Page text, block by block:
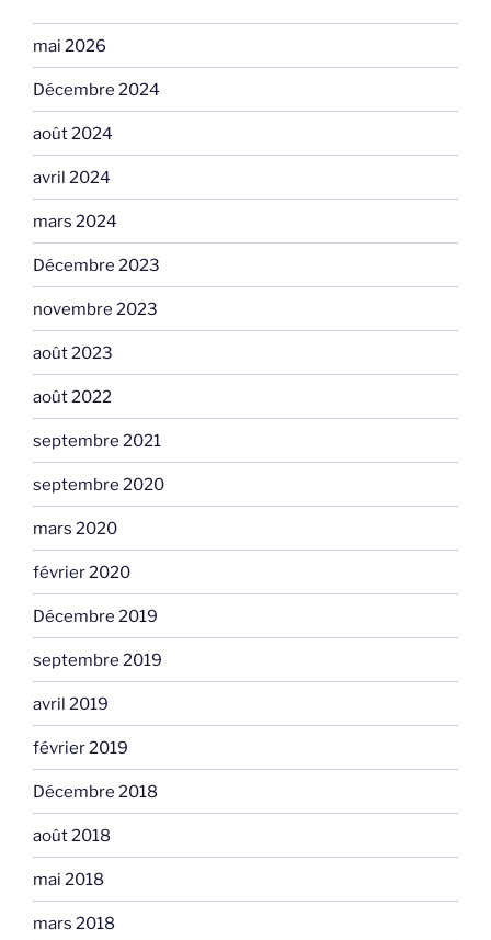
mai 2026
Décembre 2024
août 2024
avril 2024
mars 2024
Décembre 2023
novembre 2023
août 2023
août 2022
septembre 2021
septembre 2020
mars 2020
février 2020
Décembre 2019
septembre 2019
avril 2019
février 2019
Décembre 2018
août 2018
mai 2018
mars 2018